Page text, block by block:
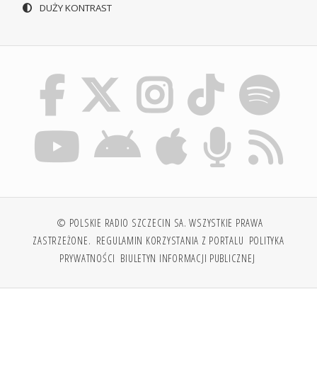
DUŻY KONTRAST
© POLSKIE RADIO SZCZECIN SA. WSZYSTKIE PRAWA
ZASTRZEŻONE. REGULAMIN KORZYSTANIA Z PORTALU POLITYKA
PRYWATNOŚCI BIULETYN INFORMACJI PUBLICZNEJ